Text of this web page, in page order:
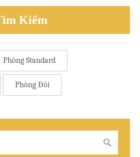
Kiếm
Phòng Standard
Phòng Đôi